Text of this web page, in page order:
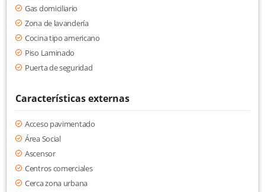
Gas domiciliario
Zona de lavandería
Cocina tipo americano
Piso Laminado
Puerta de seguridad
Características externas
Acceso pavimentado
Área Social
Ascensor
Centros comerciales
Cerca zona urbana